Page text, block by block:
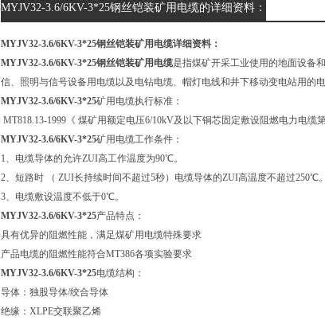
MYJV32-3.6/6KV-3*25钢丝铠装矿用电缆的详细资料：
MYJV32-3.6/6KV-3*25钢丝铠装矿用电缆详细资料：
MYJV32-3.6/6KV-3*25钢丝铠装矿用电缆是指煤矿开采工业使用的地面设备和井
信、照明与信号设备用电缆以及电钻电缆、帽灯电线和井下移动变电站用的电源
MYJV32-3.6/6KV-3*25矿用电缆执行标准：
MT818.13-1999《 煤矿用额定电压6/10kV及以下铜芯固定敷设阻燃电力电缆第3
MYJV32-3.6/6KV-3*25矿用电缆工作条件：
1、电缆导体的允许ZUI高工作温度为90℃。
2、短路时 （ ZUI长持续时间不超过5秒）电缆导体的ZUI高温度不超过250℃。
3、电缆敷设温度不低于0℃。
MYJV32-3.6/6KV-3*25产品特点：
具有优异的阻燃性能，满足煤矿用电缆特殊要求
产品电缆的阻燃性能符合MT386各项实验要求
MYJV32-3.6/6KV-3*25电缆结构：
导体：独股导体/绞合导体
绝缘：XLPE交联聚乙烯